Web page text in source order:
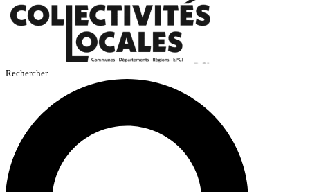
Rechercher